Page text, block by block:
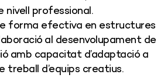
nivell professional.
forma efectiva en estructures
al desenvolupament de
amb capacitat d’adaptació a
d’equips creatius.